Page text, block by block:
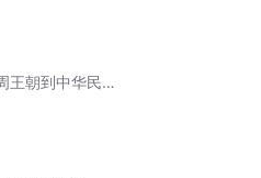
王朝到中华民
年 | 历史解谜